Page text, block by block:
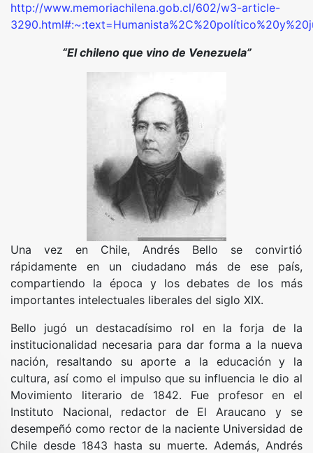
http://www.memoriachilena.gob.cl/602/w3-article-
“El chileno que vino de Venezuela”
Una vez en Chile, Andrés Bello se convirtió
rápidamente en un ciudadano más de ese país,
compartiendo la época y los debates de los más
importantes intelectuales liberales del siglo XIX.
Bello jugó un destacadísimo rol en la forja de la
institucionalidad necesaria para dar forma a la nueva
nación, resaltando su aporte a la educación y la
cultura, así como el impulso que su influencia le dio al
Movimiento literario de 1842. Fue profesor en el
Instituto Nacional, redactor de El Araucano y se
desempeñó como rector de la naciente Universidad de
Chile desde 1843 hasta su muerte. Además, Andrés